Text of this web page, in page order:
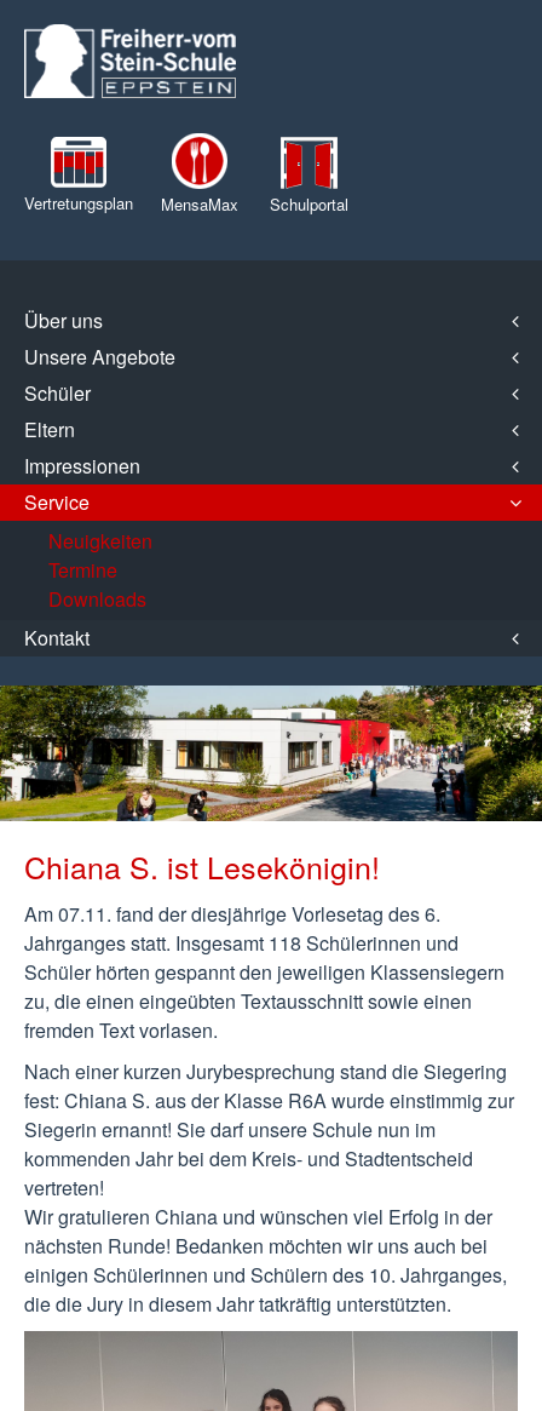
Vertretungsplan MensaMax Schulportal
Über uns
Unsere Angebote
Schüler
Eltern
Impressionen
Service
Neuigkeiten
Termine
Downloads
Kontakt
Chiana S. ist Lesekönigin!
Am 07.11. fand der diesjährige Vorlesetag des 6.
Jahrganges statt. Insgesamt 118 Schülerinnen und
Schüler hörten gespannt den jeweiligen Klassensiegern
zu, die einen eingeübten Textausschnitt sowie einen
fremden Text vorlasen.
Nach einer kurzen Jurybesprechung stand die Siegering
fest: Chiana S. aus der Klasse R6A wurde einstimmig zur
Siegerin ernannt! Sie darf unsere Schule nun im
kommenden Jahr bei dem Kreis- und Stadtentscheid
vertreten!
Wir gratulieren Chiana und wünschen viel Erfolg in der
nächsten Runde! Bedanken möchten wir uns auch bei
einigen Schülerinnen und Schülern des 10. Jahrganges,
die die Jury in diesem Jahr tatkräftig unterstützten.